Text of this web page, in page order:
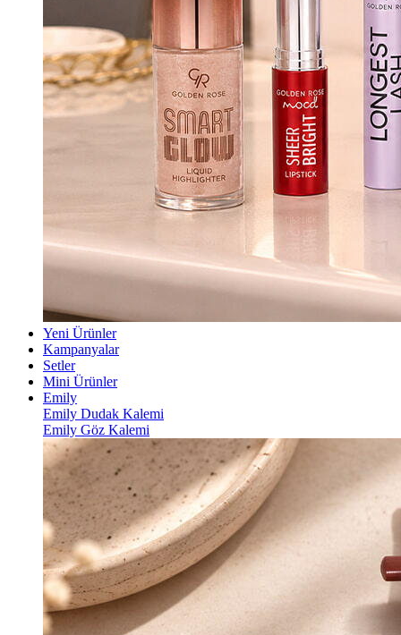
Yeni Ürünler
Kampanyalar
Setler
Mini Ürünler
Emily
Emily Dudak Kalemi
Emily Göz Kalemi